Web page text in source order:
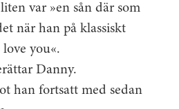
var »en sån där som
när han på klassiskt
you«.
Danny.
han fortsatt med sedan